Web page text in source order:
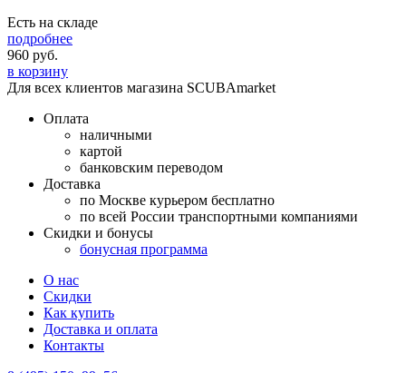
Есть на складе
подробнее
960 руб.
в корзину
Для всех клиентов магазина SCUBAmarket
Оплата
наличными
картой
банковским переводом
Доставка
по Москве курьером бесплатно
по всей России транспортными компаниями
Скидки и бонусы
бонусная программа
О нас
Скидки
Как купить
Доставка и оплата
Контакты